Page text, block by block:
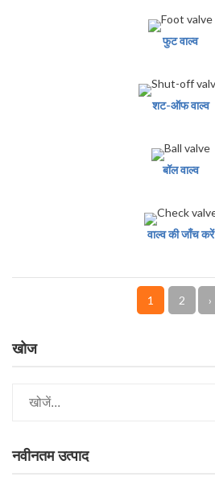
खोज
नवीनतम उत्पाद
फुट वाल्व
शट-ऑफ वाल्व
बॉल वाल्व
वाल्व की जाँच करें
1 2 ›